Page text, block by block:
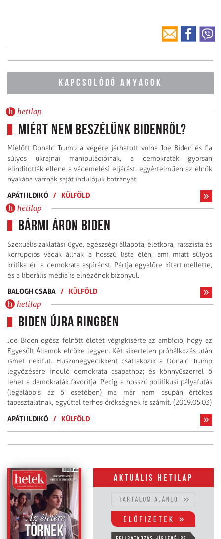
KAPCSOLÓDÓ ANYAGOK
hetilap
Miért nem beszélünk Bidenről?
Mielőtt Donald Trump a végére járhatott volna Joe Biden és fia
súlyos ukrajnai manipulációinak, a demokraták gyorsan
elindították ellene a vádemelési eljárást. egyértelműen az elnök
nyakába varrnák saját indulójuk botrányát.
APÁTI ILDIKÓ / KÜLFÖLD
hetilap
Bármi áron Biden
Szexuális zaklatási ügye, egészségi állapota, életkora, rasszista és
korrupciós vádak állnak a hosszú lista élén, ami miatt súlyos
kritika éri a demokrata aspiránst. Pártja egyelőre kitart mellette,
és a liberális média is elnézőnek bizonyul.
BALOGH CSABA / KÜLFÖLD
hetilap
Biden újra ringben
Joe Biden egész felnőtt életét végigkísérte az ambíció, hogy az
Egyesült Államok elnöke legyen. Két sikertelen próbálkozás után
ismét nekifut. Huszonegyedikként csatlakozik a Donald Trump
legyőzésére induló demokrata csapathoz; és könnyűszerrel ő
lehet a demokraták favoritja. Pedig a hosszú politikusi pályafutás
(legalábbis az ő esetében) ma már nem csupán értékes
tapasztalatnak, egyúttal terhes örökségnek is számít. (2019.05.03)
APÁTI ILDIKÓ / KÜLFÖLD
Aktuális hetilap